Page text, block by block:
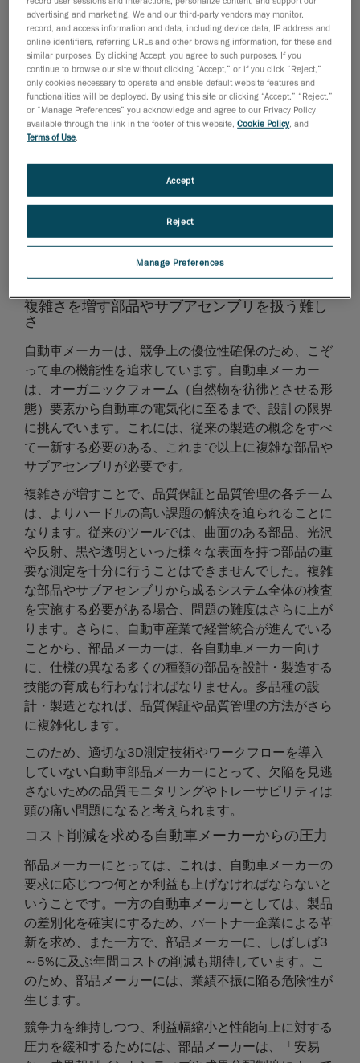
CMMの問題は、検査作業を完了できるのが専門家に限
られるため、必然的に生産のボトルネックが引き起こ
されてしまうことです。まず、どんなに適性があって
も、どれだけ効率よくこなせる作業者であっても、1
日に行える品質管理チェックには限りがあります。今
日の労働市場のひっ迫と退職間近の世代が控えている
ことを考えれば、自動車部品メーカーにとって、経験
加えて、CMMは、振動や湿度、ホコリに弱いため、生
産現場ではなくラボで動作させる必要があります。ま
た、コストの点から、どんな生産工場でも、CMMの台
数は限られます。結局のところ、生産スループットと
品質に多大な影響が出てしまうのです。
複雑さを増す部品やサブアセンブリを扱う難し
さ
自動車メーカーは、競争上の優位性確保のため、こぞ
って車の機能性を追求しています。自動車メーカー
は、オーガニックフォーム（自然物を彷彿とさせる形
態）要素から自動車の電気化に至るまで、設計の限界
に挑んでいます。これには、従来の製造の概念をすべ
て一新する必要のある、これまで以上に複雑な部品や
サブアセンブリが必要です。
複雑さが増すことで、品質保証と品質管理の各チーム
は、よりハードルの高い課題の解決を迫られることに
なります。従来のツールでは、曲面のある部品、光沢
や反射、黒や透明といった様々な表面を持つ部品の重
要な測定を十分に行うことはできませんでした。複雑
な部品やサブアセンブリから成るシステム全体の検査
を実施する必要がある場合、問題の難度はさらに上が
ります。さらに、自動車産業で経営統合が進んでいる
ことから、部品メーカーは、各自動車メーカー向け
に、仕様の異なる多くの種類の部品を設計・製造する
技能の育成も行わなければなりません。多品種の設
計・製造となれば、品質保証や品質管理の方法がさら
に複雑化します。
このため、適切な3D測定技術やワークフローを導入
していない自動車部品メーカーにとって、欠陥を見逃
さないための品質モニタリングやトレーサビリティは
頭の痛い問題になると考えられます。
コスト削減を求める自動車メーカーからの圧力
部品メーカーにとっては、これは、自動車メーカーの
要求に応じつつ何とか利益も上げなければならないと
いうことです。一方の自動車メーカーとしては、製品
の差別化を確実にするため、パートナー企業による革
新を求め、また一方で、部品メーカーに、しばしば3
～5%に及ぶ年間コストの削減も期待しています。こ
のため、部品メーカーには、業績不振に陥る危険性が
生じます。
競争力を維持しつつ、利益幅縮小と性能向上に対する
圧力を緩和するためには、部品メーカーは、「安易
advertising and marketing. We and our third-party vendors may monitor,
record, and access information and data, including device data, IP address and
online identifiers, referring URLs and other browsing information, for these and
similar purposes. By clicking Accept, you agree to such purposes. If you
continue to browse our site without clicking “Accept,” or if you click “Reject,”
only cookies necessary to operate and enable default website features and
functionalities will be deployed. By using this site or clicking “Accept,” “Reject,”
or “Manage Preferences” you acknowledge and agree to our Privacy Policy
available through the link in the footer of this website,Cookie Policy, and
Terms of Use
Manage Preferences
Reject
Accept